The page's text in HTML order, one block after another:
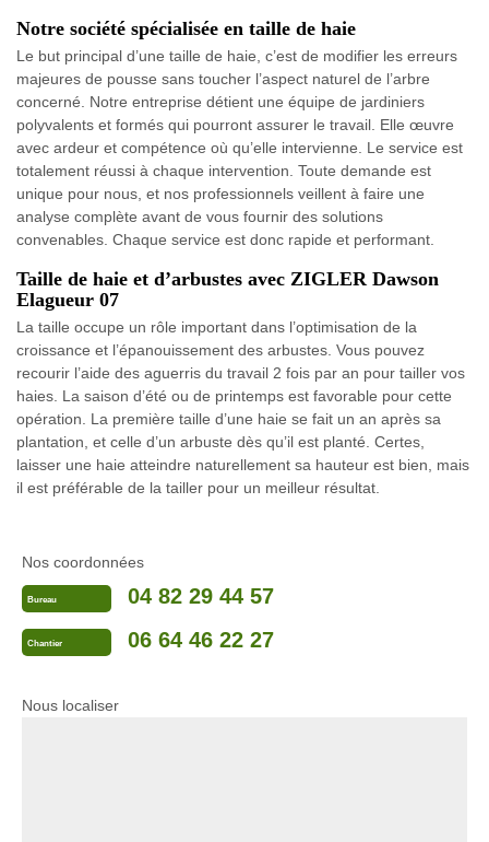
Notre société spécialisée en taille de haie
Le but principal d’une taille de haie, c’est de modifier les erreurs
majeures de pousse sans toucher l’aspect naturel de l’arbre
concerné. Notre entreprise détient une équipe de jardiniers
polyvalents et formés qui pourront assurer le travail. Elle œuvre
avec ardeur et compétence où qu’elle intervienne. Le service est
totalement réussi à chaque intervention. Toute demande est
unique pour nous, et nos professionnels veillent à faire une
analyse complète avant de vous fournir des solutions
convenables. Chaque service est donc rapide et performant.
Taille de haie et d’arbustes avec ZIGLER Dawson
Elagueur 07
La taille occupe un rôle important dans l’optimisation de la
croissance et l’épanouissement des arbustes. Vous pouvez
recourir l’aide des aguerris du travail 2 fois par an pour tailler vos
haies. La saison d’été ou de printemps est favorable pour cette
opération. La première taille d’une haie se fait un an après sa
plantation, et celle d’un arbuste dès qu’il est planté. Certes,
laisser une haie atteindre naturellement sa hauteur est bien, mais
il est préférable de la tailler pour un meilleur résultat.
Nos coordonnées
Bureau 04 82 29 44 57
Chantier 06 64 46 22 27
Nous localiser